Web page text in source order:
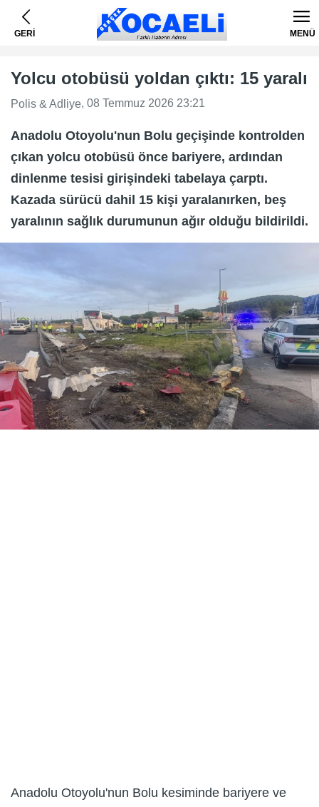
GERİ MENÜ
Yolcu otobüsü yoldan çıktı: 15 yaralı
Polis & Adliye, 08 Temmuz 2026 23:21
Anadolu Otoyolu'nun Bolu geçişinde kontrolden
çıkan yolcu otobüsü önce bariyere, ardından
dinlenme tesisi girişindeki tabelaya çarptı.
Kazada sürücü dahil 15 kişi yaralanırken, beş
yaralının sağlık durumunun ağır olduğu bildirildi.
Anadolu Otoyolu'nun Bolu kesiminde bariyere ve